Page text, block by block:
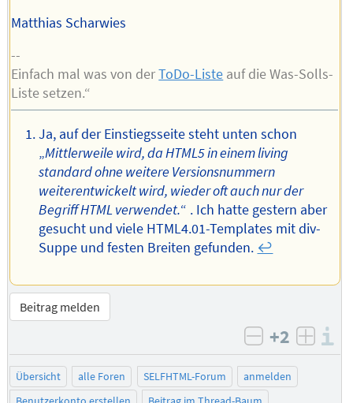
Matthias Scharwies
--
Einfach mal was von derToDo-Liste auf die Was-Solls-
Liste setzen.“
Ja, auf der Einstiegsseite steht unten schon
„Mittlerweile wird, da HTML5 in einem living
standard ohne weitere Versionsnummern
weiterentwickelt wird, wieder oft auch nur der
Begriff HTML verwendet.“ . Ich hatte gestern aber
gesucht und viele HTML4.01-Templates mit div-
Suppe und festen Breiten gefunden. ↩︎
Beitrag melden
negativ
+2
Übersicht alle Foren SELFHTML-Forum
anmelden